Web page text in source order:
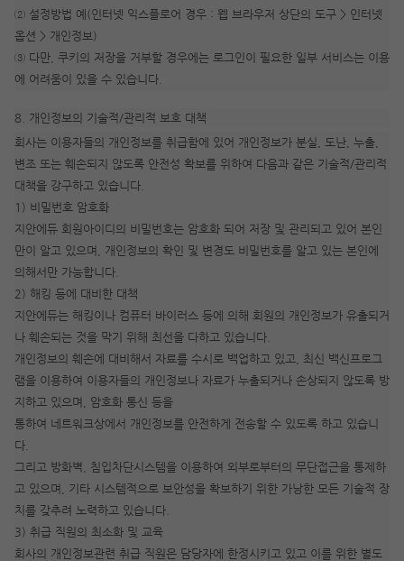
② 설정방법 예(인터넷 익스플로어 경우 : 웹 브라우저 상단의 도구 > 인터넷
옵션 > 개인정보)
③ 다만, 쿠키의 저장을 거부할 경우에는 로그인이 필요한 일부 서비스는 이용
에 어려움이 있을 수 있습니다.
8. 개인정보의 기술적/관리적 보호 대책
회사는 이용자들의 개인정보를 취급함에 있어 개인정보가 분실, 도난, 누출,
변조 또는 훼손되지 않도록 안전성 확보를 위하여 다음과 같은 기술적/관리적
대책을 강구하고 있습니다.
1) 비밀번호 암호화
지안에듀 회원아이디의 비밀번호는 암호화 되어 저장 및 관리되고 있어 본인
만이 알고 있으며, 개인정보의 확인 및 변경도 비밀번호를 알고 있는 본인에
의해서만 가능합니다.
2) 해킹 등에 대비한 대책
지안에듀는 해킹이나 컴퓨터 바이러스 등에 의해 회원의 개인정보가 유출되거
나 훼손되는 것을 막기 위해 최선을 다하고 있습니다.
개인정보의 훼손에 대비해서 자료를 수시로 백업하고 있고, 최신 백신프로그
램을 이용하여 이용자들의 개인정보나 자료가 누출되거나 손상되지 않도록 방
지하고 있으며, 암호화 통신 등을
통하여 네트워크상에서 개인정보를 안전하게 전송할 수 있도록 하고 있습니
다.
그리고 방화벽, 침입차단시스템을 이용하여 외부로부터의 무단접근을 통제하
고 있으며, 기타 시스템적으로 보안성을 확보하기 위한 가낭한 모든 기술적 장
치를 갖추려 노력하고 있습니다.
3) 취급 직원의 최소화 및 교육
회사의 개인정보관련 취급 직원은 담당자에 한정시키고 있고 이를 위한 별도